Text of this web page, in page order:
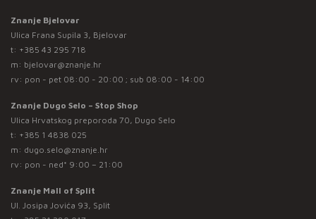
Znanje Bjelovar
Ulica Frana Supila 3, Bjelovar
t: +385 43 295 718
m: bjelovar@znanje.hr
rv: pon - pet 08:00 - 20:00 ; sub 08:00 - 14:00
Znanje Dugo Selo – Stop Shop
Ulica Hrvatskog preporoda 70, Dugo Selo
t: +385 1 4838 025
m: dugo.selo@znanje.hr
rv: pon - ned* 9:00 – 21:00
Znanje Mall of Split
Ul. Josipa Jovića 93, Split